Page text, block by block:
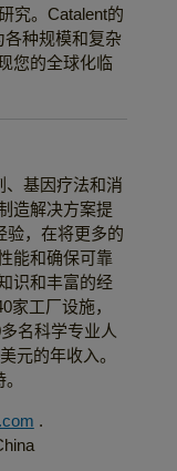
究。Catalent的
种规模和复杂
您的全球化临
、基因疗法和消
造解决方案提
验，在将更多的
能和确保可靠
识和丰富的经
家工厂设施，
名科学专业人
元的年收入。
.